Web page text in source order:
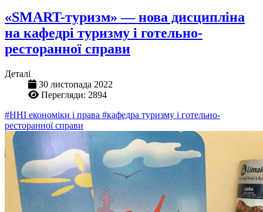
«SMART-туризм» — нова дисципліна
на кафедрі туризму і готельно-
ресторанної справи
Деталі
30 листопада 2022
Перегляди: 2894
#ННІ економіки і права #кафедра туризму і готельно-
ресторанної справи